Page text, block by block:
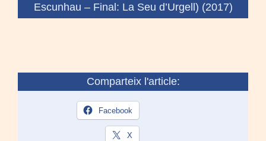
Escunhau – Final: La Seu d’Urgell) (2017)
Comparteix l'article:
Facebook
X